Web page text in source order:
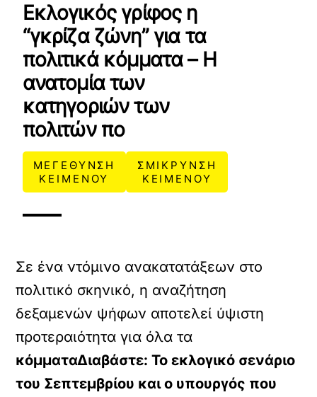
Εκλογικός γρίφος η
“γκρίζα ζώνη” για τα
πολιτικά κόμματα – Η
ανατομία των
κατηγοριών των
πολιτών πο
ΜΕΓΕΘΥΝΣΗ
ΚΕΙΜΕΝΟΥ
ΣΜΙΚΡΥΝΣΗ
ΚΕΙΜΕΝΟΥ
Σε ένα ντόμινο ανακατατάξεων στο
πολιτικό σκηνικό, η αναζήτηση
δεξαμενών ψήφων αποτελεί ύψιστη
προτεραιότητα για όλα τα
κόμματαΔιαβάστε: To εκλογικό σενάριο
του Σεπτεμβρίου και ο υπουργός που